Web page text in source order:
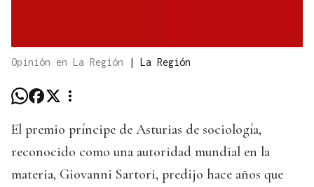
Opinión en La Región | La Región
El premio príncipe de Asturias de sociología,
reconocido como una autoridad mundial en la
materia, Giovanni Sartori, predijo hace años que